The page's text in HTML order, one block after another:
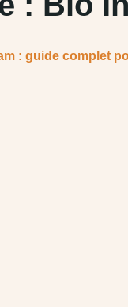
: guide complet